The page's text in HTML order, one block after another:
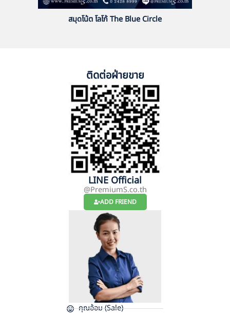
สมุดโน้ต โลโก้ The Blue Circle
ติดต่อฝ่ายขาย
LINE Official
@PremiumS.co.th
ADD FRIEND
คุณอ้อม (Sale)